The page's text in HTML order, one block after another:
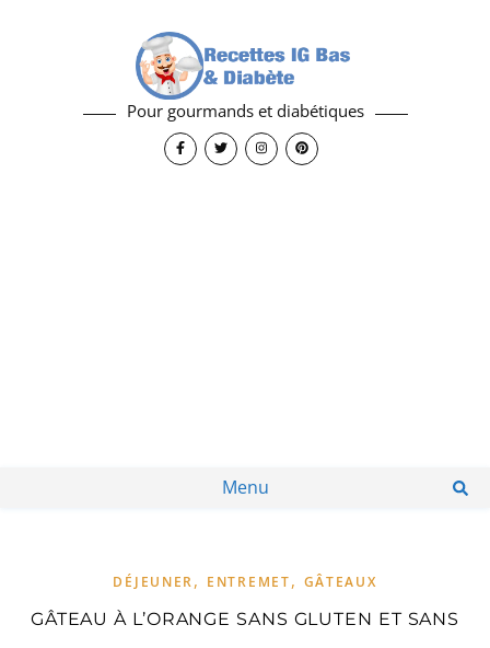
Pour gourmands et diabétiques
Menu
DÉJEUNER, ENTREMET, GÂTEAUX
GÂTEAU À L’ORANGE SANS GLUTEN ET SANS